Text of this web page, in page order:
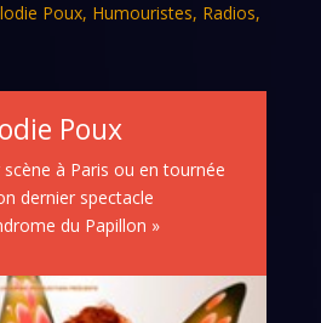
Poux, Humouristes, Radios,
Poux
à Paris ou en tournée
dernier spectacle
du Papillon »